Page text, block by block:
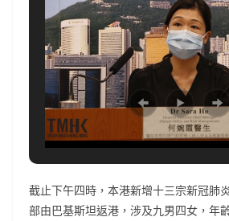
截止下午四時，本港新增十三宗新冠肺
部由巴基斯坦返港，涉及九男四女，年